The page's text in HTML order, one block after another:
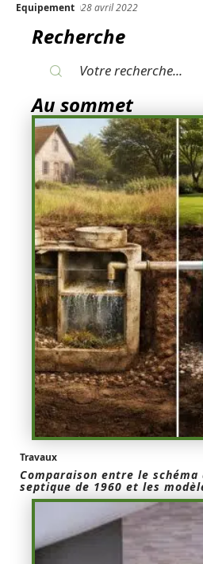
Equipement 28 avril 2022
Recherche
Au sommet
Travaux
Comparaison entre le schéma
septique de 1960 et les